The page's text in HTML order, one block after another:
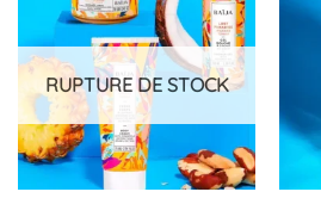
Ajouter
à la
liste
d’envies
RUPTURE DE STOCK